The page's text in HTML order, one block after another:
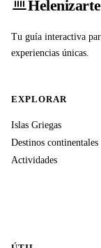
Helenizarte
Tu guía interactiva
experiencias únicas.
EXPLORAR
Islas Griegas
Destinos continentales
Actividades